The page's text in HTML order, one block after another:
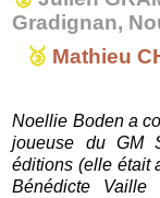
Gradignan,
🥉 Mathieu
Noellie Boden a
joueuse du GM
éditions (elle était
Bénédicte Vaille